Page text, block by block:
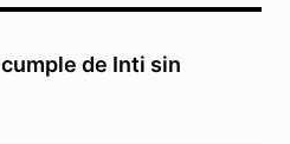
de Inti sin